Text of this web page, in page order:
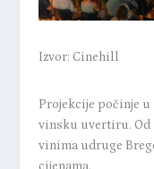
Izvor: Cinehill
Projekcije počinje u
vinsku uvertiru.
vinima udruge